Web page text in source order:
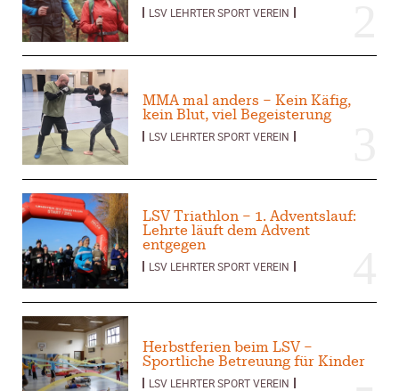
LSV LEHRTER SPORT VEREIN
MMA mal anders – Kein Käfig,
kein Blut, viel Begeisterung
LSV LEHRTER SPORT VEREIN
LSV Triathlon – 1. Adventslauf:
Lehrte läuft dem Advent
entgegen
LSV LEHRTER SPORT VEREIN
Herbstferien beim LSV –
Sportliche Betreuung für Kinder
LSV LEHRTER SPORT VEREIN